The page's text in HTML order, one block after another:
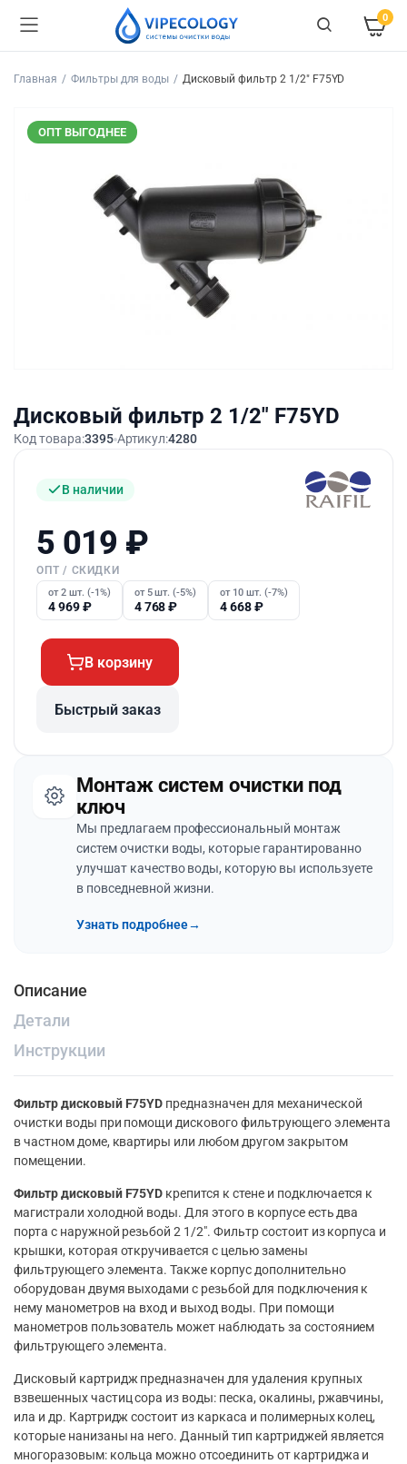
0
Главная Фильтры для воды Дисковый фильтр 2 1/2″ F75YD
ОПТ ВЫГОДНЕЕ
Дисковый фильтр 2 1/2″ F75YD
Код товара:3395 Артикул:4280
В наличии
5 019 ₽
ОПТ / СКИДКИ
от 2 шт. (-1%)
4 969₽
от 5 шт. (-5%)
4 768₽
от 10 шт. (-7%)
4 668₽
В корзину
Быстрый заказ
Монтаж систем очистки под
ключ
Мы предлагаем профессиональный монтаж
систем очистки воды, которые гарантированно
улучшат качество воды, которую вы используете
в повседневной жизни.
Узнать подробнее→
Описание
Детали
Инструкции
Фильтр дисковый F75YD предназначен для механической
очистки воды при помощи дискового фильтрующего элемента
в частном доме, квартиры или любом другом закрытом
помещении.
Фильтр дисковый F75YD крепится к стене и подключается к
магистрали холодной воды. Для этого в корпусе есть два
порта с наружной резьбой 2 1/2″. Фильтр состоит из корпуса и
крышки, которая откручивается с целью замены
фильтрующего элемента. Также корпус дополнительно
оборудован двумя выходами с резьбой для подключения к
нему манометров на вход и выход воды. При помощи
манометров пользователь может наблюдать за состоянием
фильтрующего элемента.
Дисковый картридж предназначен для удаления крупных
взвешенных частиц сора из воды: песка, окалины, ржавчины,
ила и др. Картридж состоит из каркаса и полимерных колец,
которые нанизаны на него. Данный тип картриджей является
многоразовым: кольца можно отсоединить от картриджа и